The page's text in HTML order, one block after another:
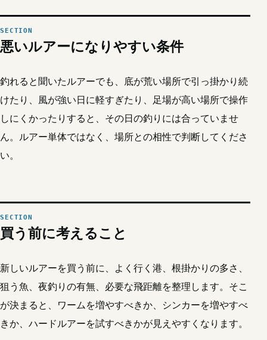
悪いルアーになりやすい条件
釣れると聞いたルアーでも、底が荒い場所で引っ掛かり続
けたり、風が強い日に軽すぎたり、足場が高い場所で操作
しにくかったりすると、その日の釣りには合っていませ
ん。ルアー単体ではなく、場所との相性で判断してくださ
い。
買う前に考えること
新しいルアーを買う前に、よく行く港、根掛かりの多さ、
狙う魚、夜釣りの有無、必要な飛距離を整理します。そこ
が決まると、ワームを増やすべきか、シンカーを増やすべ
きか、ハードルアーを試すべきかが見えやすくなります。